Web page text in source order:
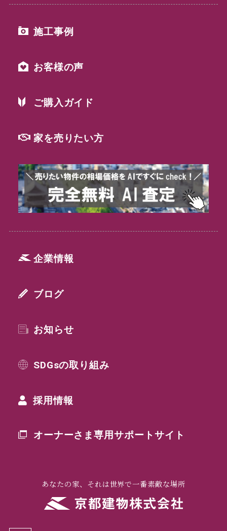
施工事例
お客様の声
ご購入ガイド
家を売りたい方
企業情報
ブログ
お知らせ
SDGsの取り組み
採用情報
オーナーさま専用サポートサイト
あなたの家、それは世界で一番素敵な場所